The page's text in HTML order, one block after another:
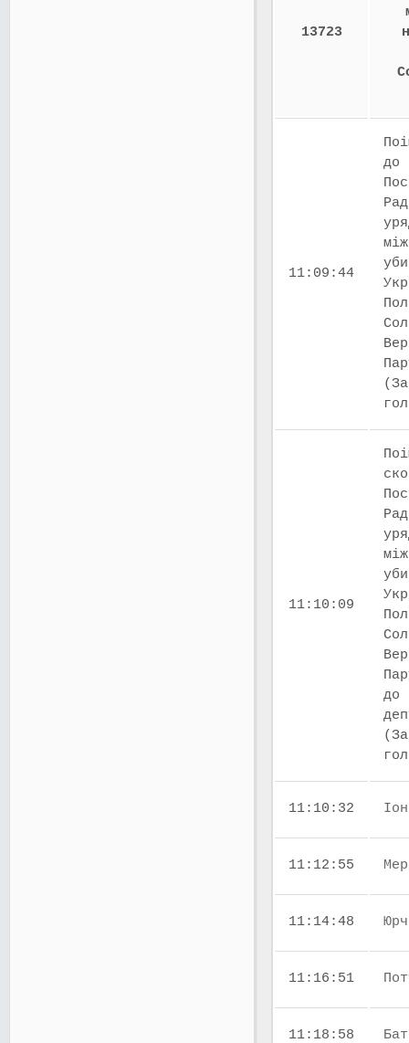
13723
11:09:44
до
11:10:09
до
11:10:32
11:12:55
11:14:48
11:16:51
11:18:58